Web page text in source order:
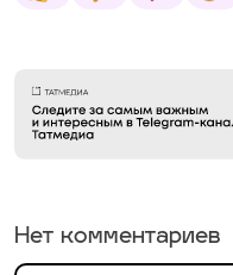
Нет комментариев